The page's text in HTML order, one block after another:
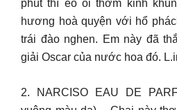
phút thì eo ôi thơm kinh
hương hoà quyện với hổ
trái đào nghen. Em này đã
giải Oscar của nước hoa đó.
2. NARCISO EAU DE